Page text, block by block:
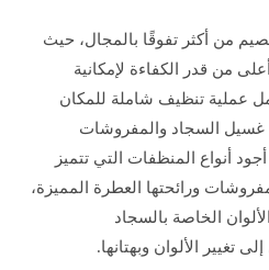
من أكثر تفوقًا بالمجال، حيث
من قدر الكفاءة لإمكانية
عملية تنظيف شاملة للمكان
غسيل السجاد والمفروشات
أنواع المنظفات التي تتميز
ورائحتها العطرة المميزة،
الخاصة بالسجاد
تغيير الألوان وبهتانها.